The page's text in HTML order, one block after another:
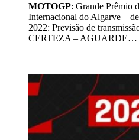
MOTOGP: Grande Prêmio
Internacional do Algarve –
2022: Previsão de
CERTEZA – AGUARDE…